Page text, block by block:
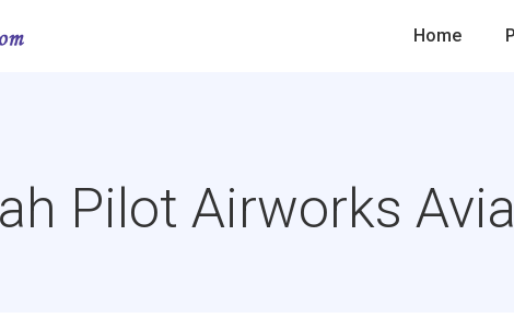
Home
Pilot Airworks